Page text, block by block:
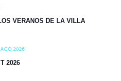
VERANOS DE LA VILLA
2026
2026